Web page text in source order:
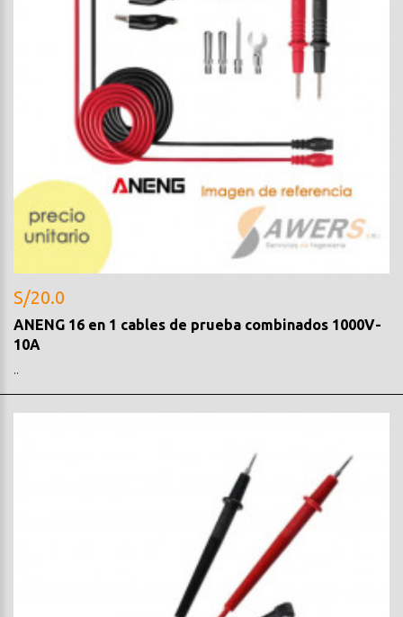
S/20.0
ANENG 16 en 1 cables de prueba combinados 1000V-
10A
..